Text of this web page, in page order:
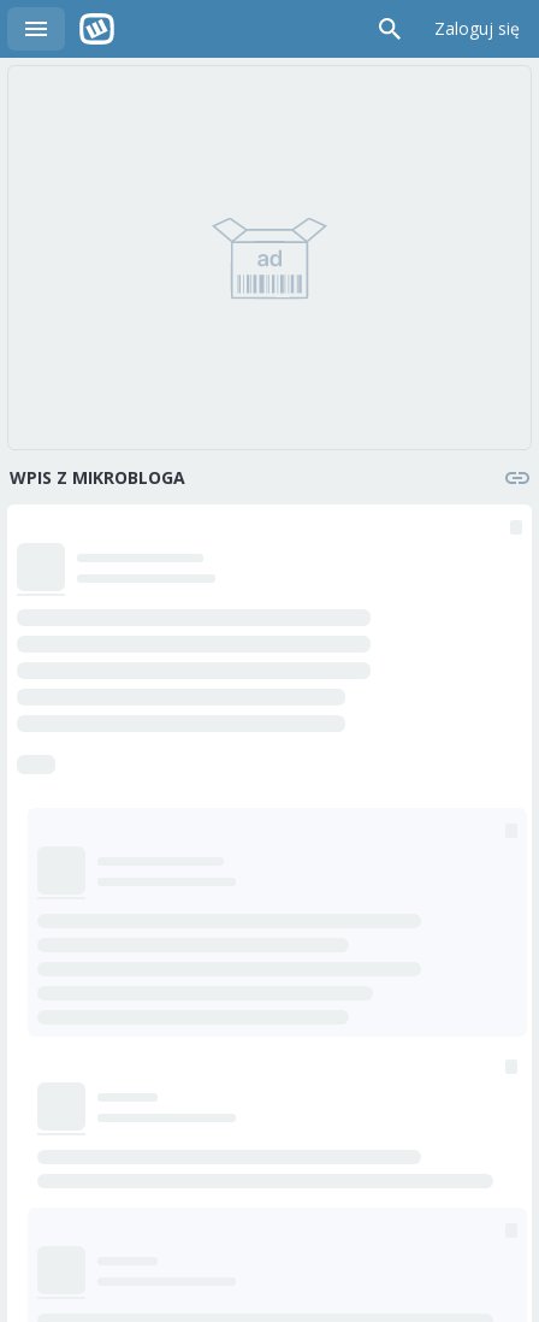
Zaloguj się
WPIS Z MIKROBLOGA